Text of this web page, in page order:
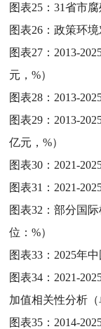
图表25：31省市
图表26：政策环
图表27： 2013-
元，%）
图表28： 2013-
图表29： 2013-
亿元，%）
图表30： 2021-
图表31： 2021-
图表32：部分国
位：%）
图表33： 2025年
图表34： 2021-
加值相关性分析（
图表35： 2014-